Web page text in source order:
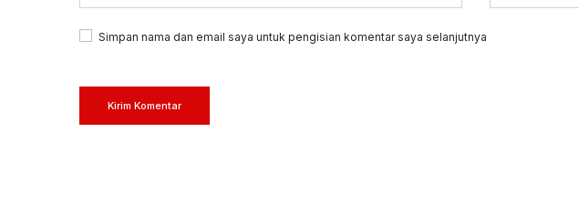
Simpan nama dan email saya untuk pengisian komentar saya selanjutnya
Kirim Komentar